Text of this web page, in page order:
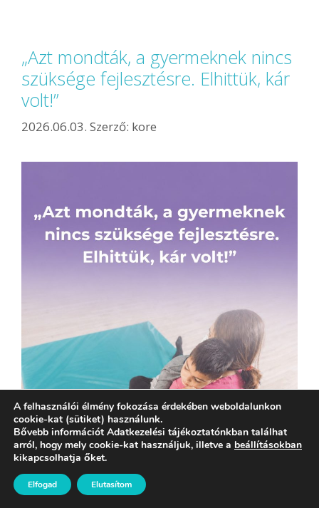
„Azt mondták, a gyermeknek nincs
szüksége fejlesztésre. Elhittük, kár
volt!”
2026.06.03. Szerző: kore
A felhasználói élmény fokozása érdekében weboldalunkon
cookie-kat (sütiket) használunk.
Bővebb információt Adatkezelési tájékoztatónkban találhat
arról, hogy mely cookie-kat használjuk, illetve a beállításokban
kikapcsolhatja őket.
Elfogad Elutasítom